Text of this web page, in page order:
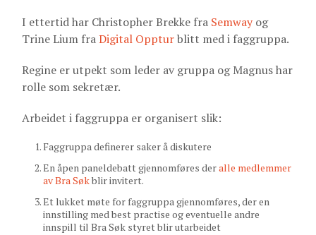
I ettertid har Christopher Brekke fra Semwayog
Trine Lium fraDigital Oppturblitt med i faggruppa.
Regine er utpekt som leder av gruppa og Magnus har
rolle som sekretær.
Arbeidet i faggruppa er organisert slik:
Faggruppa definerer saker å diskutere
En åpen paneldebatt gjennomføres deralle medlemmer
av Bra Søkblir invitert.
Et lukket møte for faggruppa gjennomføres, der en
innstilling med best practise og eventuelle andre
innspill til Bra Søk styret blir utarbeidet